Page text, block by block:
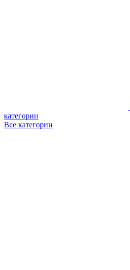
категории
Все категории